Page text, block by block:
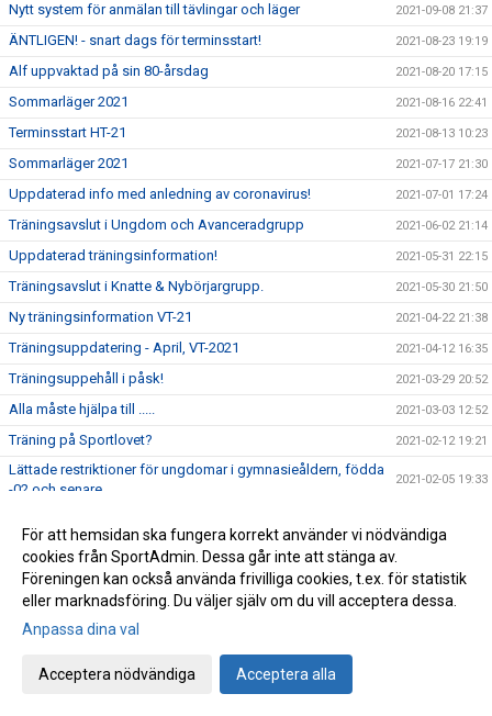
Nytt system för anmälan till tävlingar och läger 2021-09-08 21:37
ÄNTLIGEN! - snart dags för terminsstart! 2021-08-23 19:19
Alf uppvaktad på sin 80-årsdag 2021-08-20 17:15
Sommarläger 2021 2021-08-16 22:41
Terminsstart HT-21 2021-08-13 10:23
Sommarläger 2021 2021-07-17 21:30
Uppdaterad info med anledning av coronavirus! 2021-07-01 17:24
Träningsavslut i Ungdom och Avanceradgrupp 2021-06-02 21:14
Uppdaterad träningsinformation! 2021-05-31 22:15
Träningsavslut i Knatte & Nybörjargrupp. 2021-05-30 21:50
Ny träningsinformation VT-21 2021-04-22 21:38
Träningsuppdatering - April, VT-2021 2021-04-12 16:35
Träningsuppehåll i påsk! 2021-03-29 20:52
Alla måste hjälpa till ..... 2021-03-03 12:52
Träning på Sportlovet? 2021-02-12 19:21
Lättade restriktioner för ungdomar i gymnasieåldern, födda
-02 och senare.
2021-02-05 19:33
Kort sammanfattning inför vårterminen 2021
Viktigt! - Uppdatera medlemsinformation! 2021-01-20 11:23
Info angående träningsstart VT-21 2021-01-06 15:11
Ordförande har ordet!
Årets pristagare 2020 (Året då Covid-19 gäckade oss alla)
För att hemsidan ska fungera korrekt använder vi nödvändiga
cookies från SportAdmin. Dessa går inte att stänga av.
Föreningen kan också använda frivilliga cookies, t.ex. för statistik
eller marknadsföring. Du väljer själv om du vill acceptera dessa.
Anpassa dina val
Acceptera nödvändiga Acceptera alla